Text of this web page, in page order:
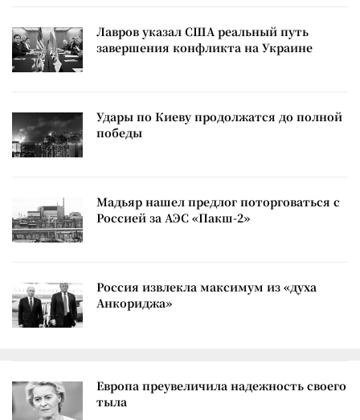
Лавров указал США реальный путь
завершения конфликта на Украине
Удары по Киеву продолжатся до полной
победы
Мадьяр нашел предлог поторговаться с
Россией за АЭС «Пакш-2»
Россия извлекла максимум из «духа
Анкориджа»
Европа преувеличила надежность своего
тыла